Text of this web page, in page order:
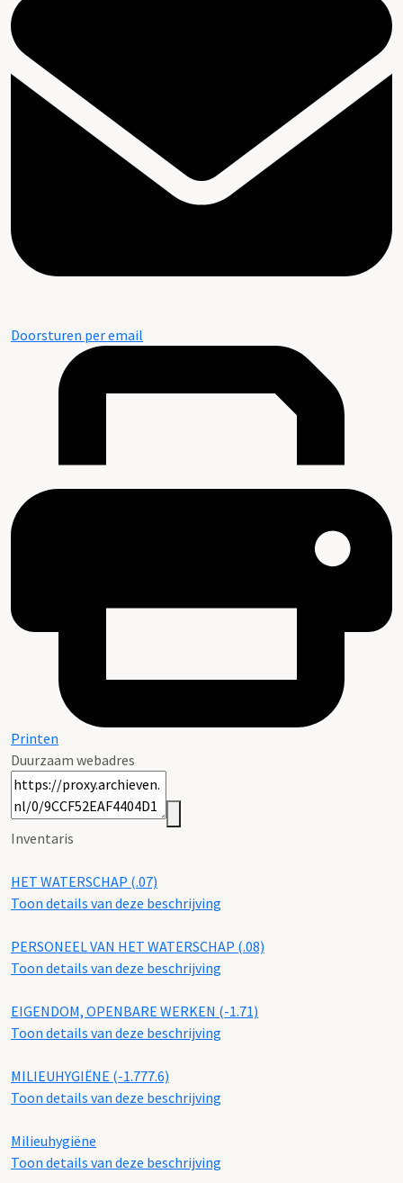
Doorsturen per email
Printen
Duurzaam webadres
Inventaris
HET WATERSCHAP (.07)
Toon details van deze beschrijving
PERSONEEL VAN HET WATERSCHAP (.08)
Toon details van deze beschrijving
EIGENDOM, OPENBARE WERKEN (-1.71)
Toon details van deze beschrijving
MILIEUHYGIËNE (-1.777.6)
Toon details van deze beschrijving
Milieuhygiëne
Toon details van deze beschrijving